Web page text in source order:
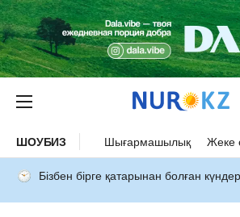
ШОУБИЗ Шығармашылық Жеке
Бізбен бірге қатарынан болған